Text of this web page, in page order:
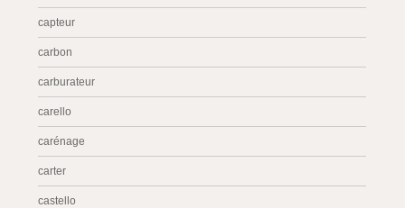
capteur
carbon
carburateur
carello
carénage
carter
castello